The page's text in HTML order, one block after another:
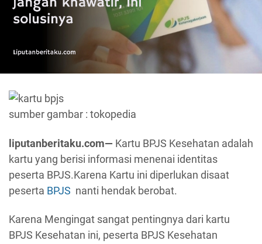
sumber gambar : tokopedia
liputanberitaku.com— Kartu BPJS Kesehatan adalah
kartu yang berisi informasi menenai identitas
peserta BPJS.Karena Kartu ini diperlukan disaat
peserta BPJS nanti hendak berobat.
Karena Mengingat sangat pentingnya dari kartu
BPJS Kesehatan ini, peserta BPJS Kesehatan